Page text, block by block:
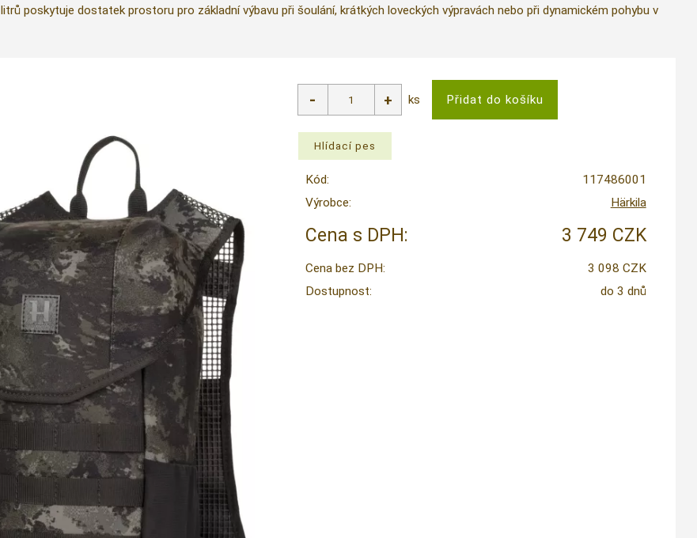
poskytuje dostatek prostoru pro základní výbavu při šoulání, krátkých loveckých výpravách nebo při dynamickém pohybu v
ks
Kód:
117486001
Výrobce:
Härkila
Cena s DPH: 3 749 CZK
Cena bez DPH:
3 098 CZK
Dostupnost:
do 3 dnů